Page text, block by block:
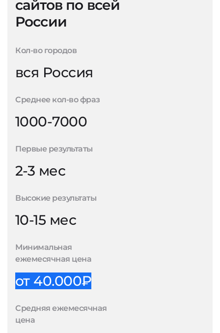
сайтов по всей
России
Кол-во городов
вся Россия
Среднее кол-во фраз
1000-7000
Первые результаты
2-3 мес
Высокие результаты
10-15 мес
Минимальная
ежемесячная цена
от 40.000₽
Средняя ежемесячная
цена